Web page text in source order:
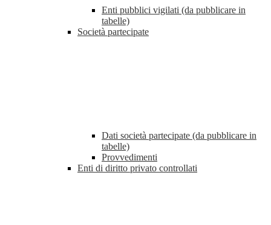
Enti pubblici vigilati (da pubblicare in
tabelle)
Società partecipate
Dati società partecipate (da pubblicare in
tabelle)
Provvedimenti
Enti di diritto privato controllati